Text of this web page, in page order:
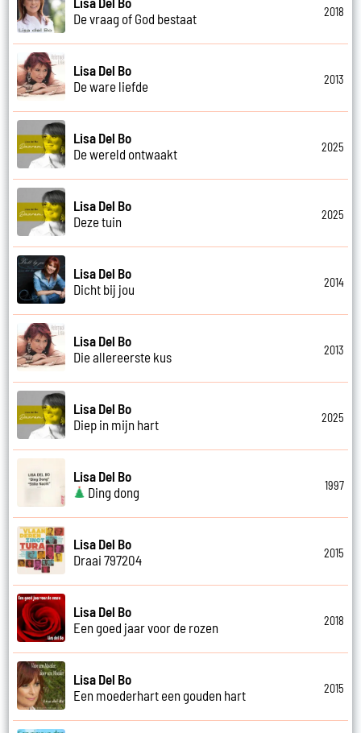
De vraag of God bestaat
2018
Lisa Del Bo
De ware liefde
2013
Lisa Del Bo
De wereld ontwaakt
2025
Lisa Del Bo
Deze tuin
2025
Lisa Del Bo
Dicht bij jou
2014
Lisa Del Bo
Die allereerste kus
2013
Lisa Del Bo
Diep in mijn hart
2025
Lisa Del Bo
Ding dong
1997
Lisa Del Bo
Draai 797204
2015
Lisa Del Bo
Een goed jaar voor de rozen
2018
Lisa Del Bo
Een moederhart een gouden hart
2015